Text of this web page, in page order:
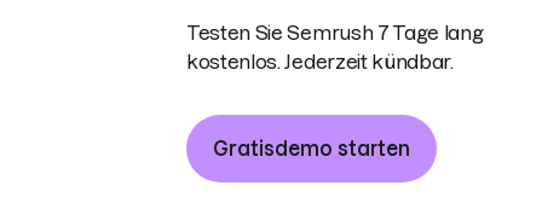
Testen Sie Semrush 7 Tage lang
kostenlos. Jederzeit kündbar.
Gratisdemo starten